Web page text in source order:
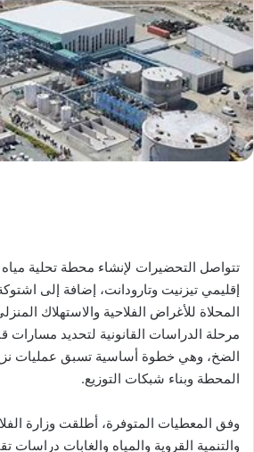
تتواصل التحضيرات لإنشاء محطة تحلية
إقليمي تيزنيت وتارودانت، إضافة إلى
المحلاة للأغراض الفلاحية والاستهلاك
مرحلة الدراسات القانونية لتحديد
الضخ، وهي خطوة أساسية تسبق عمليات نزع
المحطة وبناء شبكات التوزيع.
وفق المعطيات المتوفرة، أطلقت وزارة
والتنمية القروية والمياه والغابات دراسات